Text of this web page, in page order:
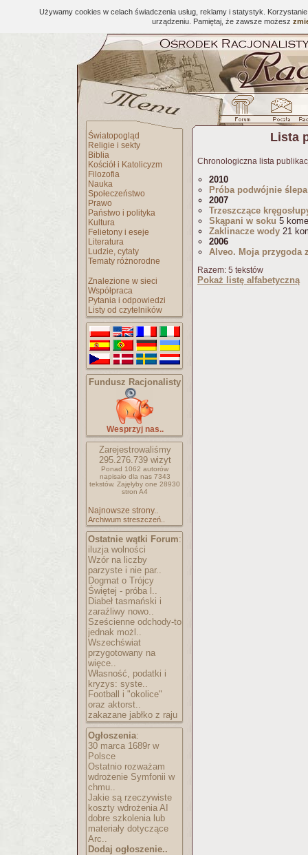
Używamy cookies w celach świadczenia usług, reklamy i statystyk.
urządzeniu. Pamiętaj, że zawsze możesz
Światopogląd
Religie i sekty
Biblia
Kościół i Katolicyzm
Filozofia
Nauka
Społeczeństwo
Prawo
Państwo i polityka
Kultura
Felietony i eseje
Literatura
Ludzie, cytaty
Tematy różnorodne
Znalezione w sieci
Współpraca
Pytania i odpowiedzi
Listy od czytelników
Fundusz Racjonalisty
Wesprzyj nas..
Zarejestrowaliśmy
295.276.739wizyt
Ponad 1062 autorów
napisało dla nas 7343
tekstów. Zajęłyby one 28930
stron A4
Najnowsze strony..
Archiwum streszczeń..
Ostatnie wątki Forum:
iluzja wolności
Wzór na liczby
parzyste i nie par..
Dogmat o Trójcy
Świętej - próba l..
Diabeł tasmański i
zaraźliwy nowo..
Sześcienne odchody-to
jednak możl..
Wszechświat
przygotowany na
więce..
Własność, podatki i
kryzys: syste..
Football i "okolice"
oraz aktorst..
zakazane jabłko z raju
Ogłoszenia:
30 marca 1689r w
Polsce
Ostatnio rozważam
wdrożenie Symfonii w
chmu..
Jakie są rzeczywiste
koszty wdrożenia AI
dobre szkolenia lub
materiały dotyczące
Arc..
Dodaj ogłoszenie..
Lista
Chronologiczna lista
2010
Próba podwójnie ślepa
2007
Trzeszczące
Skąpani w soku 5
Zaklinacze wody 21
2006
Alveo. Moja przygoda
Razem: 5 tekstów
Pokaż listę alfabetyczną